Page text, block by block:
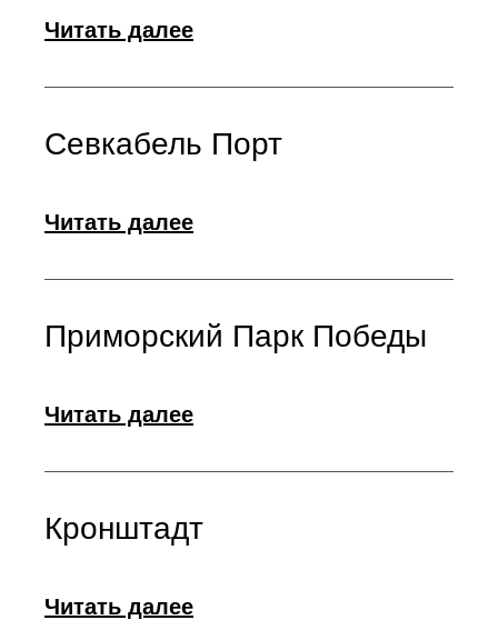
Читать далее
Севкабель Порт
Читать далее
Приморский Парк Победы
Читать далее
Кронштадт
Читать далее